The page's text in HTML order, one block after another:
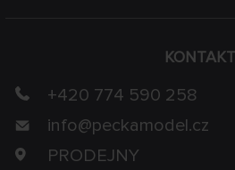
KONTAKT
+420 774 590 258
info@peckamodel.cz
PRODEJNY